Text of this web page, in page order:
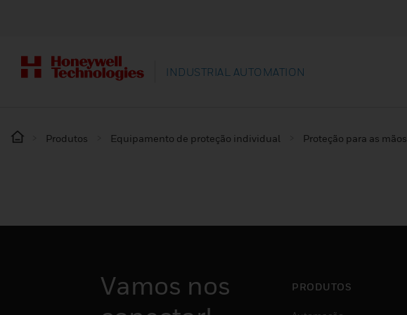
INDUSTRIAL AUTOMATION
Produtos Equipamento de proteção individual Proteção para as mãos
Vamos nos
PRODUTOS